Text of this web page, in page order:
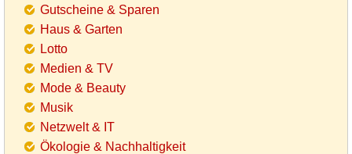
Gutscheine & Sparen
Haus & Garten
Lotto
Medien & TV
Mode & Beauty
Musik
Netzwelt & IT
Ökologie & Nachhaltigkeit